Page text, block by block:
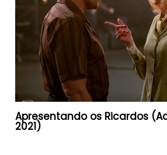
Apresentando os Ricardos
2021)